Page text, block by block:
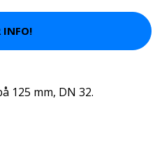
INFO!
125 mm, DN 32.